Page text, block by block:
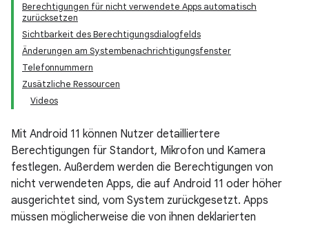
Berechtigungen für nicht verwendete Apps automatisch
zurücksetzen
Sichtbarkeit des Berechtigungsdialogfelds
Änderungen am Systembenachrichtigungsfenster
Telefonnummern
Zusätzliche Ressourcen
Videos
Mit Android 11 können Nutzer detailliertere
Berechtigungen für Standort, Mikrofon und Kamera
festlegen. Außerdem werden die Berechtigungen von
nicht verwendeten Apps, die auf Android 11 oder höher
ausgerichtet sind, vom System zurückgesetzt. Apps
müssen möglicherweise die von ihnen deklarierten